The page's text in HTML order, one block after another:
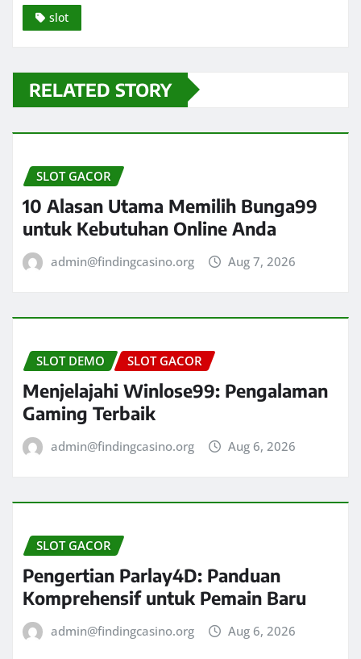
slot
RELATED STORY
SLOT GACOR
10 Alasan Utama Memilih Bunga99
untuk Kebutuhan Online Anda
admin@findingcasino.org Aug 7, 2026
SLOT DEMO SLOT GACOR
Menjelajahi Winlose99: Pengalaman
Gaming Terbaik
admin@findingcasino.org Aug 6, 2026
SLOT GACOR
Pengertian Parlay4D: Panduan
Komprehensif untuk Pemain Baru
admin@findingcasino.org Aug 6, 2026